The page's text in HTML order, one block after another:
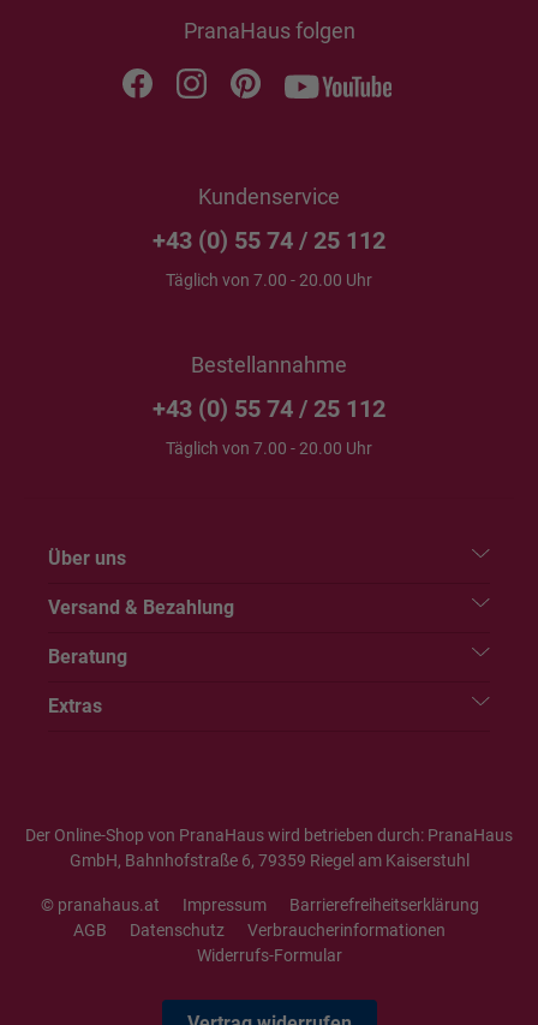
PranaHaus folgen
Kundenservice
+43 (0) 55 74 / 25 112
Täglich von 7.00 - 20.00 Uhr
Bestellannahme
+43 (0) 55 74 / 25 112
Täglich von 7.00 - 20.00 Uhr
Über uns
Versand & Bezahlung
Beratung
Extras
Der Online-Shop von PranaHaus wird betrieben durch: PranaHaus
GmbH, Bahnhofstraße 6, 79359 Riegel am Kaiserstuhl
© pranahaus.at Impressum
Barrierefreiheitserklärung
AGB
Datenschutz
Verbraucherinformationen
Widerrufs-Formular